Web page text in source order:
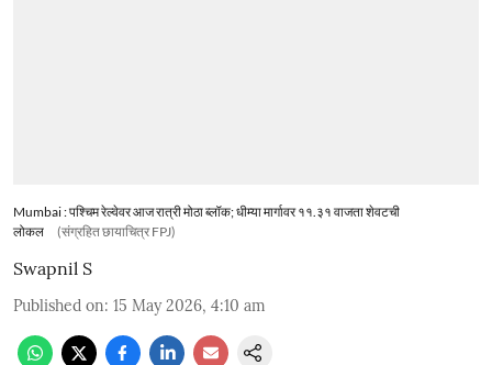
Mumbai : पश्चिम रेल्वेवर आज रात्री मोठा ब्लॉक; धीम्या मार्गावर ११.३१ वाजता शेवटची
लोकल
(संग्रहित छायाचित्र FPJ)
Swapnil S
Published on: 15 May 2026, 4:10 am